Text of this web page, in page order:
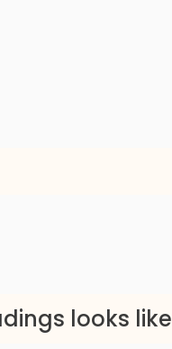
looks like